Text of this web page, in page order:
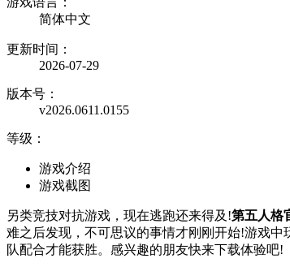
简体中文
更新时间：
2026-07-29
版本号：
v2026.0611.0155
等级：
游戏介绍
游戏截图
另类竞技对抗游戏，现在逃跑还来得及!第五人格
难之后发现，不可思议的事情才刚刚开始!游戏
队配合才能获胜。感兴趣的朋友快来下载体验吧!